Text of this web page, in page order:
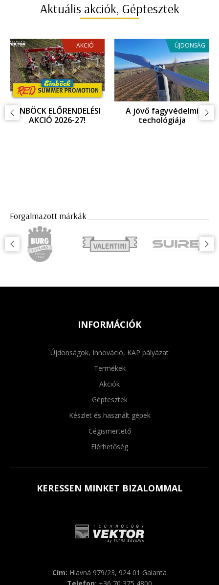
Aktuális akciók, Géptesztek
AKCIÓ
EINBÖCK INNOVÁCIOÓ,
ujdonságok az
ÚJDONSÁG
Fagykár megelőzés,
fagyvédelem
Forgalmazott márkák
INFORMÁCIÓK
Újdonságok, Innováció, KAP pályázat
Termékek
Akciók
Géptesztek
Készlet és használt gépek
Cégismertető
Elérhetőség
KERESSEN MINKET BIZALOMMAL
Cím: Hlavná 979/23, 924 01 Galanta